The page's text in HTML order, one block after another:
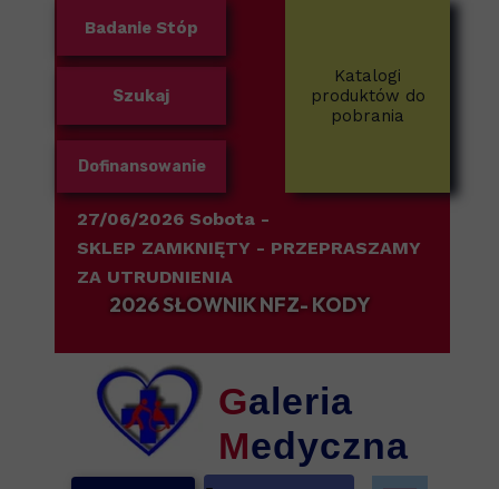
27/06/2026 Sobota -
SKLEP ZAMKNIĘTY - PRZEPRASZAMY
ZA UTRUDNIENIA
Galeria
Medyczna
Katalogi
produktów do
pobrania
2026 SŁOWNIK NFZ- KODY
Badanie Stóp
Szukaj
Dofinansowanie